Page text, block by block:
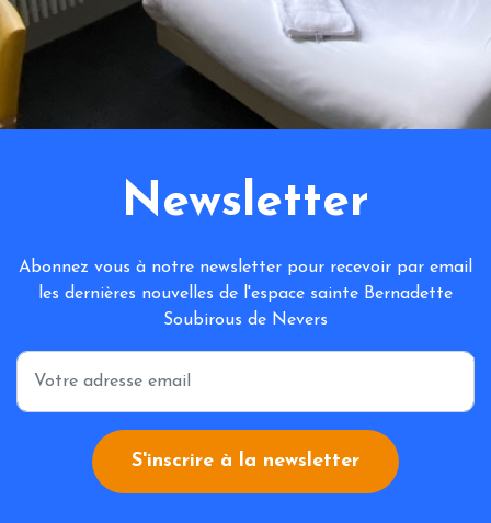
Newsletter
Abonnez vous à notre newsletter pour recevoir par email
les dernières nouvelles de l'espace sainte Bernadette
Soubirous de Nevers
*
S'inscrire à la newsletter